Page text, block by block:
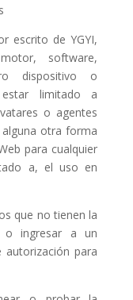
escrito de YGYI,
software,
dispositivo o
estar limitado a
o agentes
otra forma
para cualquier
a, el uso en
que no tienen la
o ingresar a un
para